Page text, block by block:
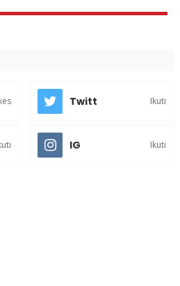
Twitt Ikuti
IG Ikuti